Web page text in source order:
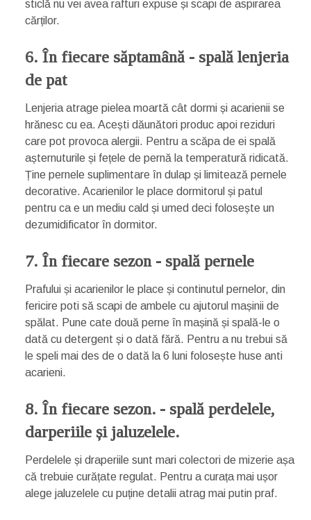
sticlă nu vei avea rafturi expuse și scapi de aspirarea
cărților.
6. În fiecare săptamână - spală lenjeria
de pat
Lenjeria atrage pielea moartă cât dormi și acarienii se
hrănesc cu ea. Acești dăunători produc apoi reziduri
care pot provoca alergii. Pentru a scăpa de ei spală
așternuturile și fețele de pernă la temperatură ridicată.
Ține pernele suplimentare în dulap și limitează pernele
decorative. Acarienilor le place dormitorul și patul
pentru ca e un mediu cald și umed deci folosește un
dezumidificator în dormitor.
7. În fiecare sezon - spală pernele
Prafului și acarienilor le place și continutul pernelor, din
fericire poti să scapi de ambele cu ajutorul mașinii de
spălat. Pune cate două perne în mașină și spală-le o
dată cu detergent și o dată fără. Pentru a nu trebui să
le speli mai des de o dată la 6 luni folosește huse anti
acarieni.
8. În fiecare sezon. - spală perdelele,
darperiile și jaluzelele.
Perdelele și draperiile sunt mari colectori de mizerie așa
că trebuie curățate regulat. Pentru a curața mai ușor
alege jaluzelele cu puține detalii atrag mai putin praf.